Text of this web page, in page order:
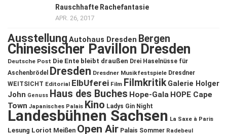
Rauschhafte Rachefantasie
APR. 26, 2017
Ausstellung Autohaus Dresden Bergen
Chinesischer Pavillon Dresden
Deutsche Post Die Ente bleibt draußen Drei Haselnüsse für
Aschenbrödel
Dresden Dresdner Musikfestspiele Dresdner
WEITSICHT Editorial ElbUferei Film Filmkritik Galerie Holger
John Genuss Haus des Buches Hope-Gala HOPE Cape
Town Japanisches Palais Kino Ladys Gin Night
Landesbühnen Sachsen La Saxe à Paris
Lesung Loriot Meißen Open Air Palais Sommer Radebeul